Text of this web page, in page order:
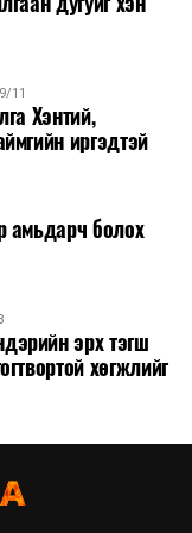
11
Хэнтий,
иргэдтэй
амьдарч болох
эрх тэгш
хөгжлийг